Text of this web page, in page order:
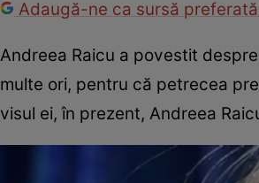
Adaugă-ne ca sursă
Andreea Raicu a povestit
multe ori, pentru că petrecea
visul ei, în prezent, Andreea